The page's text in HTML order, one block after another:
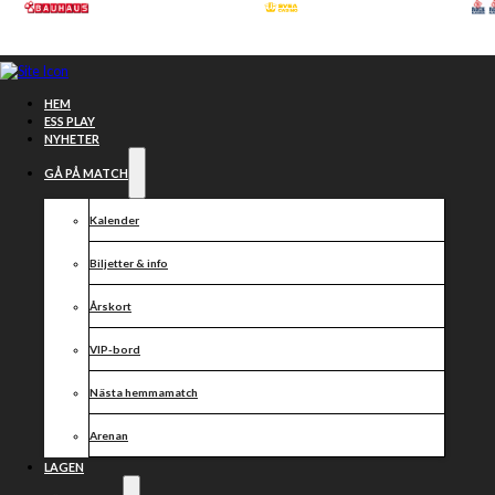
Hoppa till huvudinnehåll
HEM
ESS PLAY
NYHETER
GÅ PÅ MATCH
Kalender
Biljetter & info
Årskort
VIP-bord
Nästa hemmamatch
Arenan
LAGEN
Startsjuorna